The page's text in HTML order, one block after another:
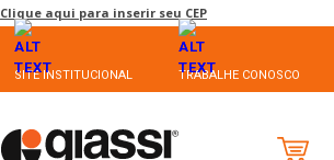
Clique aqui para inserir seu CEP
SITE INSTITUCIONAL TRABALHE CONOSCO